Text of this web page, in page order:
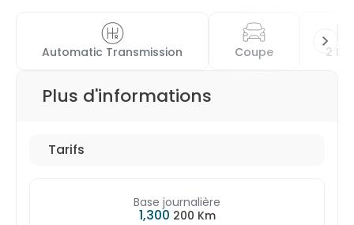
Automatic Transmission Coupe 2
Plus d'informations
Tarifs
Base journalière
1,300 200 Km